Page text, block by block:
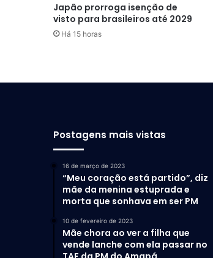
Japão prorroga isenção de
visto para brasileiros até 2029
Há 15 horas
Postagens mais vistas
16 de março de 2023
“Meu coração está partido”, diz
mãe da menina estuprada e
morta que sonhava em ser PM
10 de fevereiro de 2023
Mãe chora ao ver a filha que
vende lanche com ela passar no